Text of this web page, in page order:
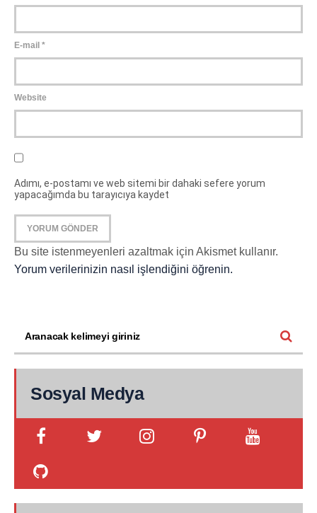
E-mail *
Website
Adımı, e-postamı ve web sitemi bir dahaki sefere yorum
yapacağımda bu tarayıcıya kaydet
Bu site istenmeyenleri azaltmak için Akismet kullanır.
Yorum verilerinizin nasıl işlendiğini öğrenin.
Sosyal Medya